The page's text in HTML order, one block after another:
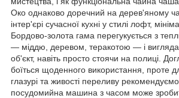
Око однаково доречний на дерев'яному
інтер'єрі сучасної кухні у стилі лофт,
Бордово-золота гама перегукується з
— міддю, деревом, теракотою — і
об'єкт, навіть просто стоячи на полиці.
боїться щоденного використання, проте
глазурі та живості переливу
посудомийна машина з часом може